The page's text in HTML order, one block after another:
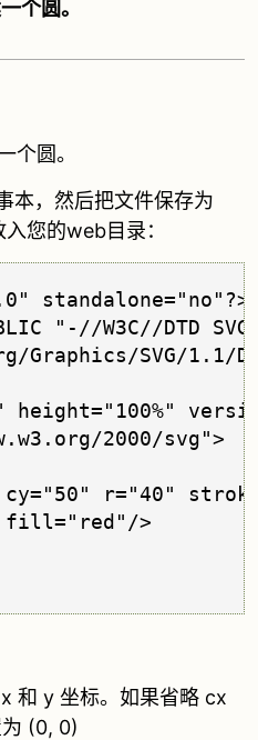
个圆。
个圆。
本，然后把文件保存为
您的web目录：
standalone="no"?>
"-//W3C//DTD
Graphics/SVG/1.1/
height="100%"
2000/svg">
r="40"
fill="red"/>
和 y 坐标。如果省略 cx
(0, 0)